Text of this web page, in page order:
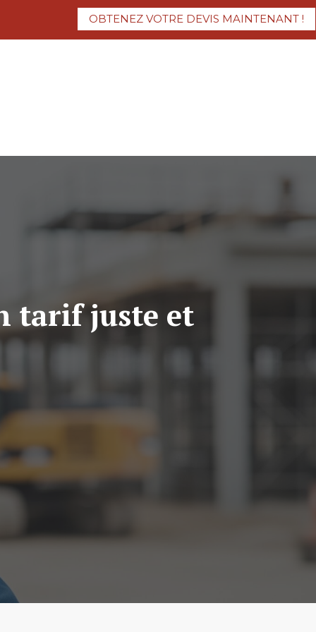
OBTENEZ VOTRE DEVIS MAINTENANT !
tarif juste et